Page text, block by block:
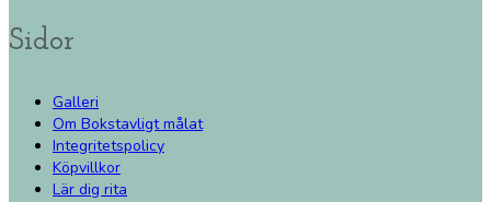
Sidor
Galleri
Om Bokstavligt målat
Integritetspolicy
Köpvillkor
Lär dig rita